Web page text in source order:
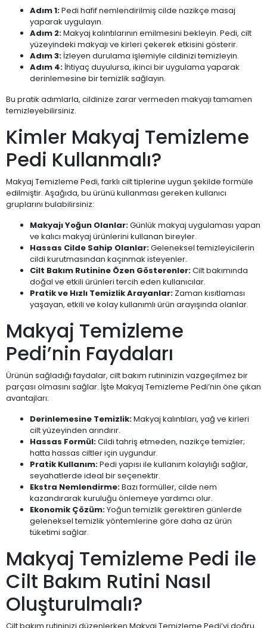
Adım 1:Pedi hafif nemlendirilmiş cilde nazikçe masaj
yaparak uygulayın.
Adım 2:Makyaj kalıntılarının emilmesini bekleyin. Pedi, cilt
yüzeyindeki makyajı ve kirleri çekerek etkisini gösterir.
Adım 3: İzleyen durulama işlemiyle cildinizi temizleyin.
Adım 4: İhtiyaç duyulursa, ikinci bir uygulama yaparak
derinlemesine bir temizlik sağlayın.
Bu pratik adımlarla, cildinize zarar vermeden makyajı tamamen
temizleyebilirsiniz.
Kimler Makyaj Temizleme
Pedi Kullanmalı?
Makyaj Temizleme Pedi, farklı cilt tiplerine uygun şekilde formüle
edilmiştir. Aşağıda, bu ürünü kullanması gereken kullanıcı
gruplarını bulabilirsiniz:
Makyajı Yoğun Olanlar:Günlük makyaj uygulaması yapan
ve kalıcı makyaj ürünlerini kullanan bireyler.
Hassas Cilde Sahip Olanlar:Geleneksel temizleyicilerin
cildi kurutmasından kaçınmak isteyenler.
Cilt Bakım Rutinine Özen Gösterenler:Cilt bakımında
doğal ve etkili ürünleri tercih eden kullanıcılar.
Pratik ve Hızlı Temizlik Arayanlar: Zaman kısıtlaması
yaşayan, etkili ve kolay kullanımlı ürün arayışında olanlar.
Makyaj Temizleme
Pedi’nin Faydaları
Ürünün sağladığı faydalar, cilt bakım rutininizin vazgeçilmez bir
parçası olmasını sağlar. İşte Makyaj Temizleme Pedi’nin öne çıkan
avantajları:
Derinlemesine Temizlik:Makyaj kalıntıları, yağ ve kirleri
cilt yüzeyinden arındırır.
Hassas Formül:Cildi tahriş etmeden, nazikçe temizler;
hatta hassas ciltler için uygundur.
Pratik Kullanım:Pedi yapısı ile kullanım kolaylığı sağlar,
seyahatlerde ideal bir seçenektir.
Ekstra Nemlendirme:Bazı formüller, cilde nem
kazandırarak kuruluğu önlemeye yardımcı olur.
Ekonomik Çözüm:Yoğun temizlik gerektiren günlerde
geleneksel temizlik yöntemlerine göre daha az ürün
tüketimi sağlar.
Makyaj Temizleme Pedi ile
Cilt Bakım Rutini Nasıl
Oluşturulmalı?